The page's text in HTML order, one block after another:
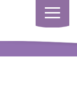
Toggle